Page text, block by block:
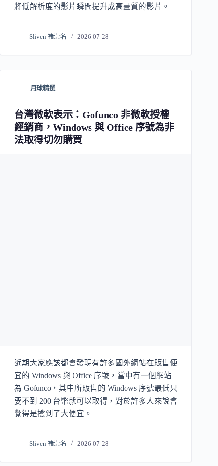
將低解析度的影片瞬間提升成高畫質的影片。
Sliven 褚崇名 2026-07-28
月球精選
台灣微軟表示：Gofunco 非微軟授權
經銷商，Windows 與 Office 序號為非
法取得切勿購買
近期大家應該都會發現有許多國外網站在販售便
宜的 Windows 與 Office 序號，當中有一個網站
為 Gofunco，其中所販售的 Windows 序號最低只
要不到 200 台幣就可以取得，對於許多人來說會
覺得是撿到了大便宜。
Sliven 褚崇名 2026-07-28